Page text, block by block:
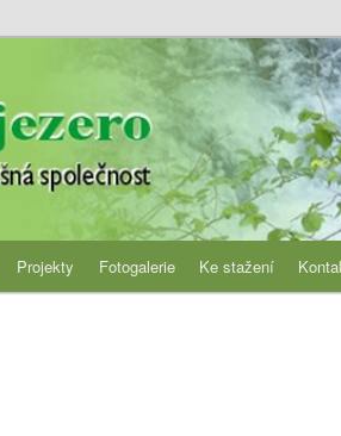
Projekty Fotogalerie Ke stažení